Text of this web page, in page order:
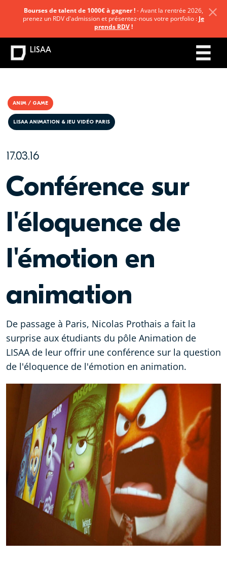
ANIM / GAME
17.03.16
LISAA ANIMATION & JEU VIDÉO PARIS
Conférence sur
l'éloquence de
l'émotion en
animation
De passage à Paris, Nicolas Prothais a fait la
surprise aux étudiants du pôle Animation de
LISAA de leur offrir une conférence sur la question
de l'éloquence de l'émotion en animation.
Bourses de talent de 1000€ à gagner !- Avant la rentrée 2026,
prenez un RDV d'admission et présentez-nous votre portfolio : Je
prends RDV!
LISAA